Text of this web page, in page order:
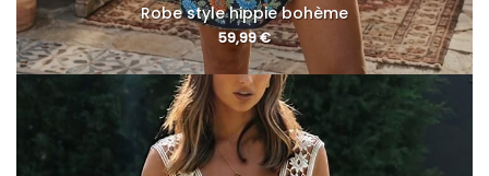
Robe style hippie bohème
59,99€